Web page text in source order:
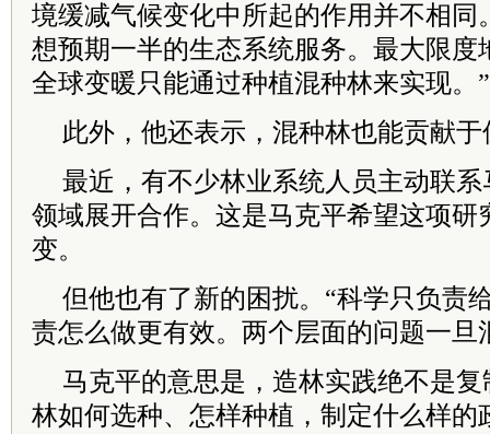
境缓减气候变化中所起的作用并不相同
想预期一半的生态系统服务。最大限度
全球变暖只能通过种植混种林来实现。”
此外，他还表示，混种林也能贡献
最近，有不少林业系统人员主动联
领域展开合作。这是马克平希望这项研
变。
但他也有了新的困扰。“科学只负责
责怎么做更有效。两个层面的问题一旦
马克平的意思是，造林实践绝不是
林如何选种、怎样种植，制定什么样的